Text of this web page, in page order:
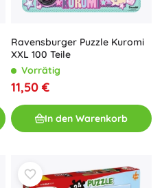
Ravensburger Puzzle Kuromi
XXL 100 Teile
Vorrätig
11,50 €
In den Warenkorb